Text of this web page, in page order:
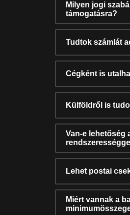
Milyen jogi
támogatásra?
Tudtok számlát
Cégként is
Külföldről is
Van-e lehetőség
Lehet postai
Miért vannak a